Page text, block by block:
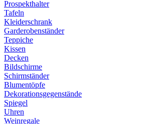
Prospekthalter
Tafeln
Kleiderschrank
Garderobenständer
Teppiche
Kissen
Decken
Bildschirme
Schirmständer
Blumentöpfe
Dekorationsgegenstände
Spiegel
Uhren
Weinregale